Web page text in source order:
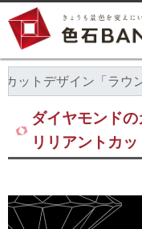
カットデザイン「ラウ
ダイヤモンド
リリアントカ